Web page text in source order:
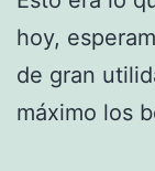
hoy,
de gran
máximo los